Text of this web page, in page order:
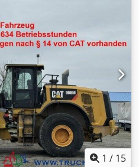
та під час оглядів
ХАРАКТЕРИСТИКИ
PROFITEST MXTRA
CAT III 600V, CAT
електричних установок ⸻
MXTRA - вимірювальний
сумка Детальний склад
- вимірювання
безпеки - огляд
обслуговування ⸻
стані
1 / 15